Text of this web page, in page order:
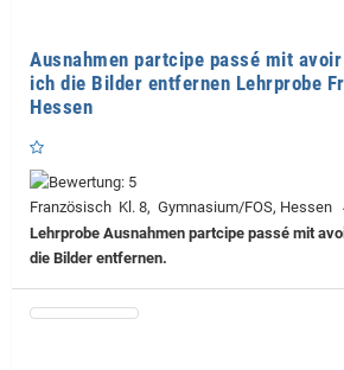
Ausnahmen partcipe passé mit
ich die Bilder entfernen Lehrprobe
Hessen
Französisch Kl. 8, Gymnasium/FOS, Hessen
Lehrprobe Ausnahmen partcipe passé mit
die Bilder entfernen.